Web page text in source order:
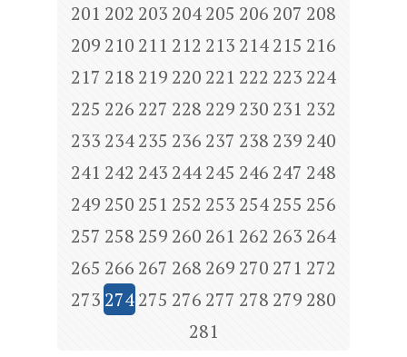
201 202 203 204205 206 207 208
209 210 211 212 213 214215 216
217 218 219 220 221 222 223 224
225 226 227 228 229 230 231 232
233 234235 236 237 238 239 240
241 242 243 244245 246 247 248
249 250 251 252 253 254255 256
257 258 259 260 261 262 263 264
265 266 267 268 269 270 271 272
273 274275 276 277 278 279 280
281